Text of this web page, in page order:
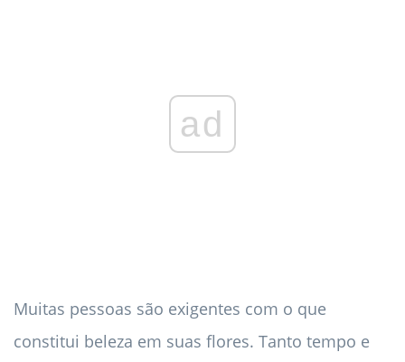
ad
Muitas pessoas são exigentes com o que
constitui beleza em suas flores. Tanto tempo e